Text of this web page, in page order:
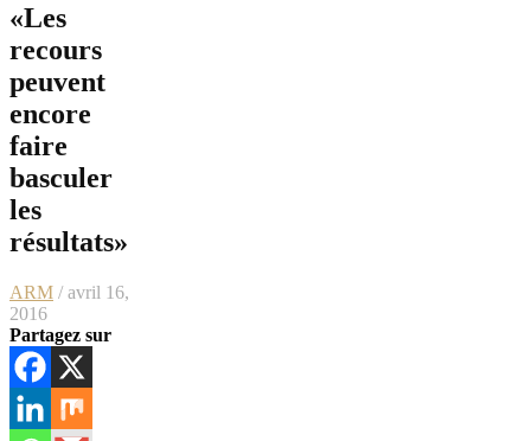
«Les
recours
peuvent
encore
faire
basculer
les
résultats»
ARM / avril 16,
2016
Partagez sur